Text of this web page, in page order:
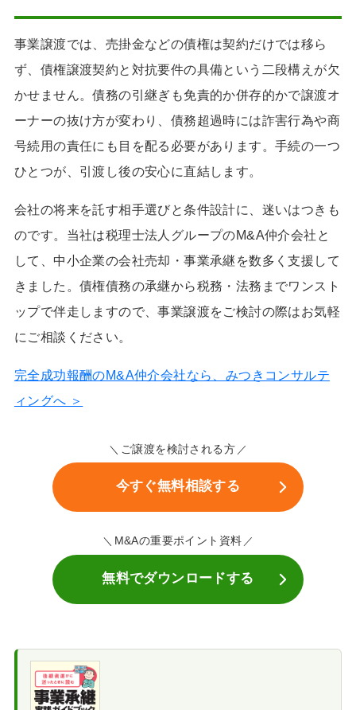
事業譲渡では、売掛金などの債権は契約だけでは移ら
ず、債権譲渡契約と対抗要件の具備という二段構えが欠
かせません。債務の引継ぎも免責的か併存的かで譲渡オ
ーナーの抜け方が変わり、債務超過時には詐害行為や商
号続用の責任にも目を配る必要があります。手続の一つ
ひとつが、引渡し後の安心に直結します。
会社の将来を託す相手選びと条件設計に、迷いはつきも
のです。当社は税理士法人グループのM&A仲介会社と
して、中小企業の会社売却・事業承継を数多く支援して
きました。債権債務の承継から税務・法務までワンスト
ップで伴走しますので、事業譲渡をご検討の際はお気軽
にご相談ください。
完全成功報酬のM&A仲介会社なら、みつきコンサルテ
ィングへ ＞
ご譲渡を検討される方
今すぐ無料相談する
M&Aの重要ポイント資料
無料でダウンロードする